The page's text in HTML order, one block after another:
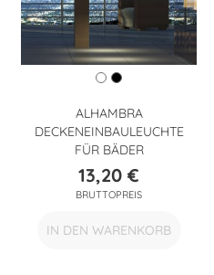
ALHAMBRA
DECKENEINBAULEUCHTE
FÜR BÄDER
Preis
13,20 €
BRUTTOPREIS
IN DEN WARENKORB